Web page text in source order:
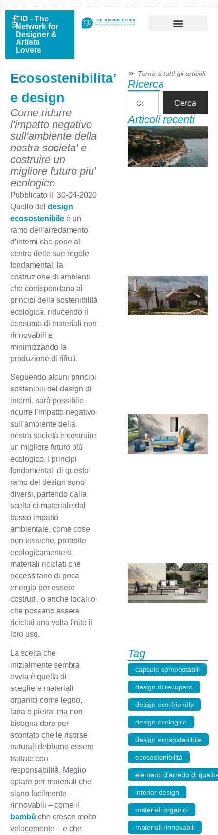
TID - The
Network for
Designer &
Artists
Lovers
Ecosostenibilita’
e design
Come ridurre
l'impatto negativo
sull'ambiente della
nostra societa' e
costruire un
migliore futuro piu'
ecologico
Pubblicato il: 30-04-2020
Quello del design
ecosostenibile è un
ramo dell’arredamento
d’interni che pone al
centro delle sue regole
fondamentali la
costruzione di ambienti
che corrispondano ai
principi della sostenibilità
ecologica, riducendo il
consumo di materiali non
rinnovabili e
minimizzando la
produzione di rifiuti.
Seguendo alcuni principi
sostenibili del design di
interni, sarà possibile
ridurre l’impatto negativo
sull’ambiente della
nostra società e costruire
un migliore futuro più
ecologico. I principi
fondamentali di questo
ramo del design sono
diversi, partendo dalla
scelta di materiale dal
basso impatto
ambientale, come cose
non tossiche, prodotte
ecologicamente o
materiali riciclati che
necessitano di poca
energia per essere
costruiti, o anche locali o
che possano essere
riciclati una volta finito il
loro uso.
La scelta che
inizialmente sembra
ovvia è quella di
scegliere materiali
organici come legno,
lana o pietra, ma non
bisogna dare per
scontato che le risorse
naturali debbano essere
trattate con
responsabilità. Meglio
optare per materiali che
siano facilmente
rinnovabili – come il
bambù che cresce molto
velocemente – e che
Torna a tutti gli articoli
Ricerca
Cerca
Articoli recenti
Tag
capsule compostabili
design di recupero
design eco-friendly
design ecologico
design ecosostenibile
ecosostenibilità
elementi d'arredo di
interior design
materiali organici
materiali rinnovabili